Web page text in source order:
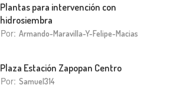
Plantas para intervención con
hidrosiembra
Por: Armando-Maravilla-Y-Felipe-Macias
Plaza Estación Zapopan Centro
Por: Samuel314